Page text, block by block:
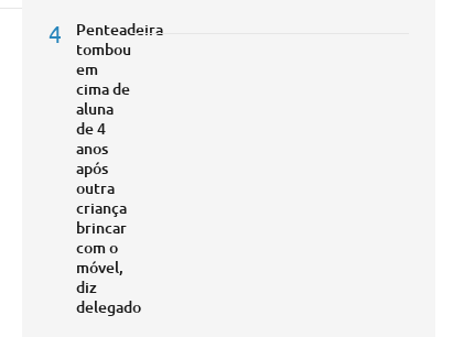
4
Penteadeira
tombou
em
cima de
aluna
de 4
anos
após
outra
criança
brincar
com o
móvel,
diz
delegado